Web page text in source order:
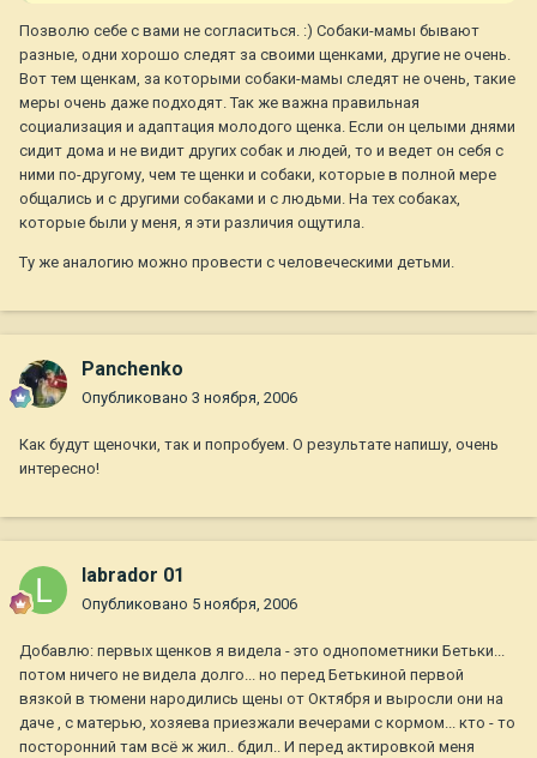
Позволю себе с вами не согласиться. :) Собаки-мамы бывают
разные, одни хорошо следят за своими щенками, другие не очень.
Вот тем щенкам, за которыми собаки-мамы следят не очень, такие
меры очень даже подходят. Так же важна правильная
социализация и адаптация молодого щенка. Если он целыми днями
сидит дома и не видит других собак и людей, то и ведет он себя с
ними по-другому, чем те щенки и собаки, которые в полной мере
общались и с другими собаками и с людьми. На тех собаках,
которые были у меня, я эти различия ощутила.
Ту же аналогию можно провести с человеческими детьми.
Panchenko
Опубликовано 3 ноября, 2006
Как будут щеночки, так и попробуем. О результате напишу, очень
интересно!
labrador 01
Опубликовано 5 ноября, 2006
Добавлю: первых щенков я видела - это однопометники Бетьки...
потом ничего не видела долго... но перед Бетькиной первой
вязкой в тюмени народились щены от Октября и выросли они на
даче , с матерью, хозяева приезжали вечерами с кормом... кто - то
посторонний там всё ж жил.. бдил.. И перед актировкой меня